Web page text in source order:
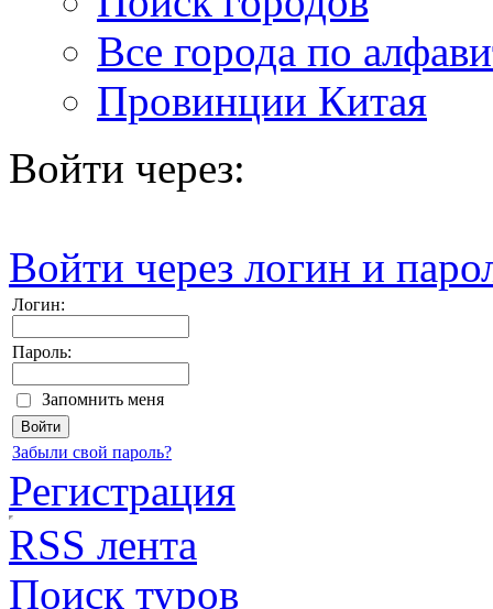
Все города по
Провинции Китая
Войти через:
Войти через логин и
Логин:
Пароль:
Запомнить меня
Забыли свой пароль?
Регистрация
RSS лента
Поиск туров